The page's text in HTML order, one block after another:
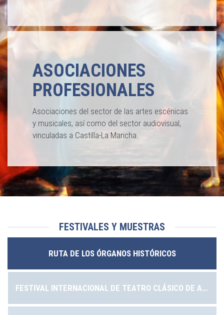
ASOCIACIONES
PROFESIONALES
Asociaciones del sector de las artes escénicas
y musicales, así como del sector audiovisual,
vinculadas a Castilla-La Mancha.
FESTIVALES Y MUESTRAS
RUTA DE LOS ÓRGANOS HISTÓRICOS
FESTIVAL INTERNACIONAL DE TEATRO CLÁSICO DE ALMAGRO